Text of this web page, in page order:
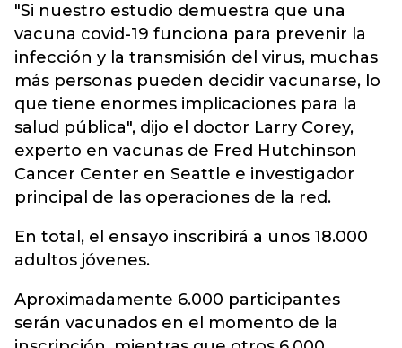
"Si nuestro estudio demuestra que una
vacuna covid-19 funciona para prevenir la
infección y la transmisión del virus, muchas
más personas pueden decidir vacunarse, lo
que tiene enormes implicaciones para la
salud pública", dijo el doctor Larry Corey,
experto en vacunas de Fred Hutchinson
Cancer Center en Seattle e investigador
principal de las operaciones de la red.
En total, el ensayo inscribirá a unos 18.000
adultos jóvenes.
Aproximadamente 6.000 participantes
serán vacunados en el momento de la